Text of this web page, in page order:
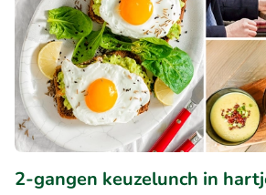
2-gangen keuzelunch in